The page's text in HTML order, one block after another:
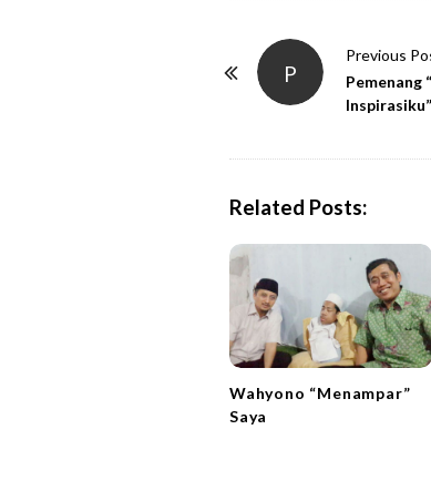
P
Previous
Pemenang
Inspirasiku”
Related Posts:
Wahyono “Menampar”
Saya